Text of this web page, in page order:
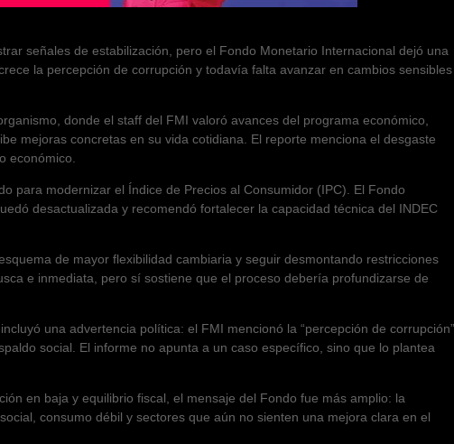
señales de estabilización, pero el Fondo Monetario Internacional dejó una
la percepción de corrupción y todavía falta avanzar en cambios sensibles
donde el staff del FMI valoró avances del programa económico,
mejoras concretas en su vida cotidiana. El reporte menciona el desgaste
económico.
para modernizar el Índice de Precios al Consumidor (IPC). El Fondo
desactualizada y recomendó fortalecer la capacidad técnica del INDEC
de mayor flexibilidad cambiaria y seguir desmontando restricciones
e inmediata, pero sí sostiene que el proceso debería profundizarse de
una advertencia política: el FMI mencionó la “percepción de corrupción”
social. El informe no apunta a un caso específico, sino que lo plantea
en baja y equilibrio fiscal, el mensaje del Fondo fue más amplio: la
consumo débil y sectores que aún no sienten una mejora clara en el